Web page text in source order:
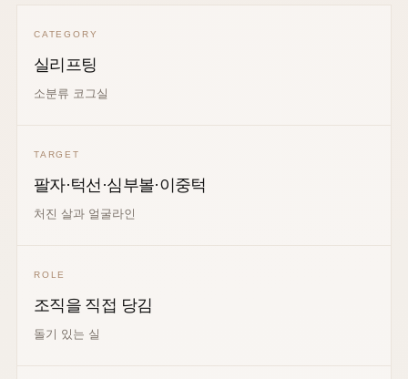
CATEGORY
실리프팅
소분류 코그실
TARGET
팔자·턱선·심부볼·이중턱
처진 살과 얼굴라인
ROLE
조직을 직접 당김
돌기 있는 실